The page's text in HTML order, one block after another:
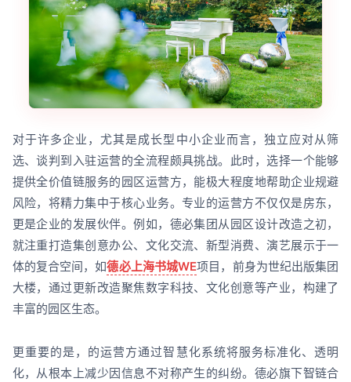
对于许多企业，尤其是成长型中小企业而言，独立应对从筛
选、谈判到入驻运营的全流程颇具挑战。此时，选择一个能够
提供全价值链服务的园区运营方，能极大程度地帮助企业规避
风险，将精力集中于核心业务。专业的运营方不仅仅是房东，
更是企业的发展伙伴。例如，德必集团从园区设计改造之初，
就注重打造集创意办公、文化交流、新型消费、演艺展示于一
体的复合空间，如德必上海书城WE项目，前身为世纪出版集团
大楼，通过更新改造聚焦数字科技、文化创意等产业，构建了
丰富的园区生态。
更重要的是，的运营方通过智慧化系统将服务标准化、透明
化，从根本上减少因信息不对称产生的纠纷。德必旗下智链合